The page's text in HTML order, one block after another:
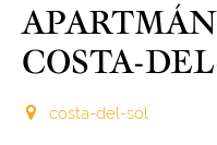
COSTA-
costa-del-sol